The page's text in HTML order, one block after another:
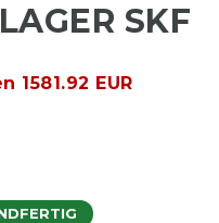
SKF
1581.92 EUR